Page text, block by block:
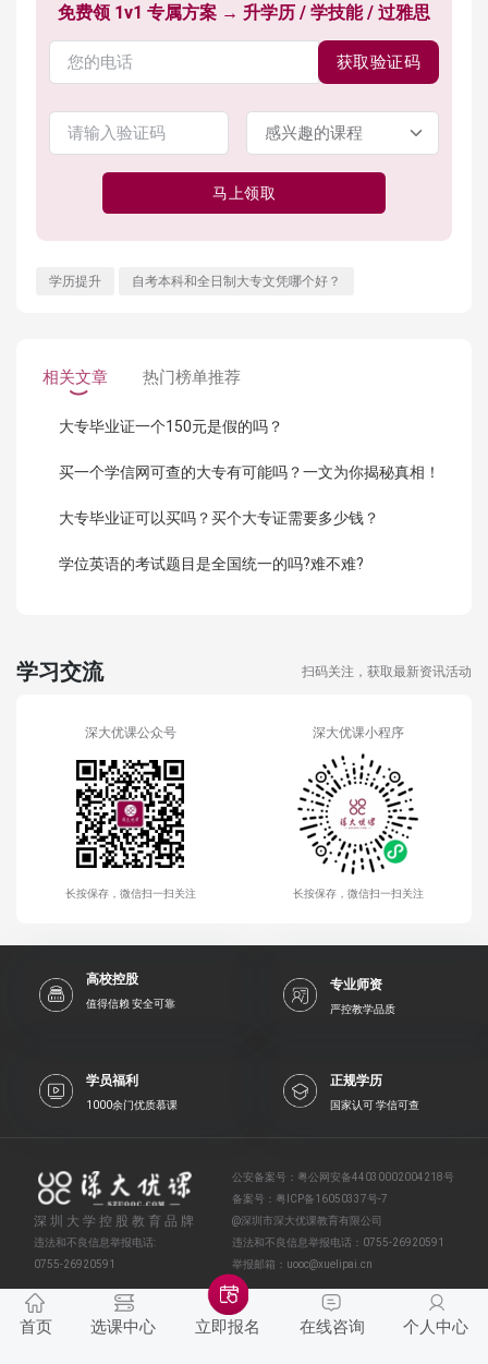
免费领 1v1 专属方案 → 升学历 / 学技能 / 过雅思
获取验证码
马上领取
学历提升 自考本科和全日制大专文凭哪个好？
相关文章 热门榜单推荐
大专毕业证一个150元是假的吗？
买一个学信网可查的大专有可能吗？一文为你揭秘真相！
大专毕业证可以买吗？买个大专证需要多少钱？
学位英语的考试题目是全国统一的吗?难不难?
学习交流 扫码关注，获取最新资讯活动
深大优课公众号
长按保存，微信扫一扫关注
深大优课小程序
长按保存，微信扫一扫关注
高校控股
值得信赖 安全可靠
专业师资
严控教学品质
学员福利
1000余门优质慕课
正规学历
国家认可 学信可查
深圳大学控股教育品牌
违法和不良信息举报电话:
0755-26920591
公安备案号： 粤公网安备44030002004218号
备案号： 粤ICP备16050337号-7
@深圳市深大优课教育有限公司
违法和不良信息举报电话： 0755-26920591
举报邮箱： uooc@xuelipai.cn
首页 选课中心 立即报名 在线咨询 个人中心